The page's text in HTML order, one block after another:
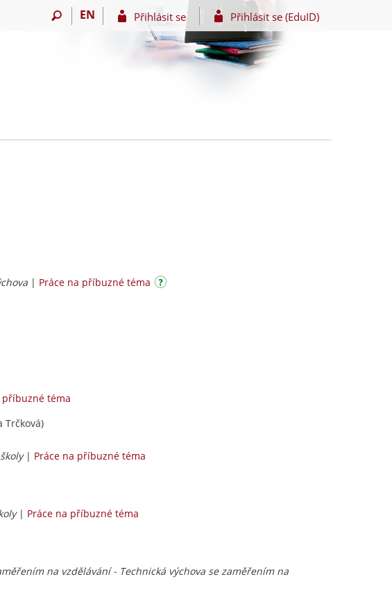
EN Přihlásit se Přihlásit se (EduID)
| Práce na příbuzné téma
příbuzné téma
Trčková)
| Práce na příbuzné téma
| Práce na příbuzné téma
na vzdělávání - Technická výchova se zaměřením na